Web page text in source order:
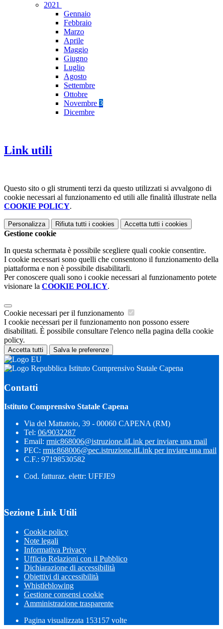
2021
Gennaio
Febbraio
Marzo
Aprile
Maggio
Giugno
Luglio
Agosto
Settembre
Ottobre
Novembre 3
Dicembre
Link utili
Questo sito o gli strumenti terzi da questo utilizzati si avvalgono di
cookie necessari al funzionamento ed utili alle finalità illustrate nella
COOKIE POLICY.
Personalizza Rifiuta tutti i cookies Accetta tutti i cookies
Gestione cookie
In questa schermata è possibile scegliere quali cookie consentire.
I cookie necessari sono quelli che consentono il funzionamento della
piattaforma e non è possibile disabilitarli.
Per conoscere quali sono i cookie necessari al funzionamento potete
visionare la COOKIE POLICY.
Cookie necessari per il funzionamento
I cookie necessari per il funzionamento non possono essere
disabilitati. È possibile consultare l'elenco nella pagina della cookie
policy.
Accetta tutti Salva le preferenze
Istituto Comprensivo Statale Capena
Contatti
Istituto Comprensivo Statale Capena
Via del Mattatoio, 39 - 00060 CAPENA (RM)
Tel: 06/9032287
Email: rmic868006@istruzione.itLink per inviare una mail
PEC: rmic868006@pec.istruzione.itLink per inviare una mail
C.F.: 97198530582
Cod. fatturaz. elettr: UFFJE9
Sezione Link Utili
Cookie policy
Note legali
Informativa Privacy
Ufficio Relazioni con il Pubblico
Dichiarazione di accessibilità
Obiettivi di accessibilità
Whistleblowing
Gestione consensi cookie
Amministrazione trasparente
Pagina visualizzata 153157 volte